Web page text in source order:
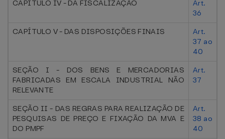
CAPÍTULO IV - DA FISCALIZAÇÃO
Art.
36
CAPÍTULO V - DAS DISPOSIÇÕES FINAIS
Art.
37 ao
40
SEÇÃO I - DOS BENS E MERCADORIAS
FABRICADAS EM ESCALA INDUSTRIAL NÃO
RELEVANTE
Art.
37
SEÇÃO II - DAS REGRAS PARA REALIZAÇÃO DE
PESQUISAS DE PREÇO E FIXAÇÃO DA MVA E
DO PMPF
Art.
38 ao
40